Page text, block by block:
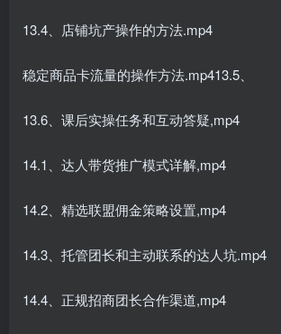
13.4、店铺坑产操作的方法.mp4
稳定商品卡流量的操作方法.mp413.5、
13.6、课后实操任务和互动答疑,mp4
14.1、达人带货推广模式详解,mp4
14.2、精选联盟佣金策略设置,mp4
14.3、托管团长和主动联系的达人坑.mp4
14.4、正规招商团长合作渠道,mp4